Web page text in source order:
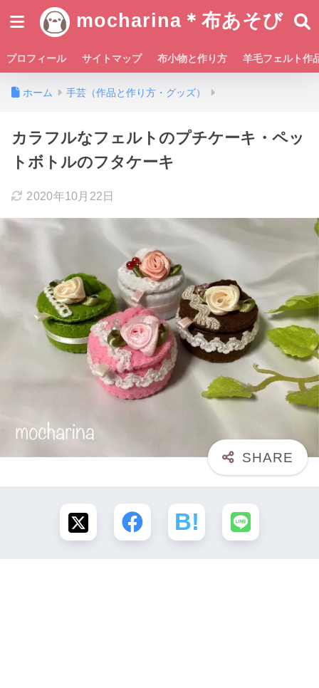
mocharina＊布あそび
プロフィール サイトマップ 布小物と作り方 羊毛フェルト作
ホーム 手芸（作品と作り方・グッズ）
カラフルなフェルトのプチケーキ・ペッ
トボトルのフタケーキ
2020年10月22日